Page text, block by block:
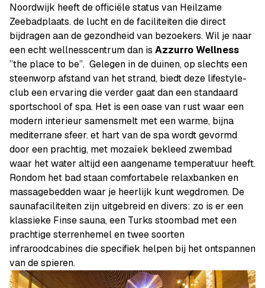
Noordwijk heeft de officiële status van Heilzame
Zeebadplaats. de lucht en de faciliteiten die direct
bijdragen aan de gezondheid van bezoekers. Wil je naar
een echt wellnesscentrum dan is Azzurro Wellness
”the place to be”. Gelegen in de duinen, op slechts een
steenworp afstand van het strand, biedt deze lifestyle-
club een ervaring die verder gaat dan een standaard
sportschool of spa. Het is een oase van rust waar een
modern interieur samensmelt met een warme, bijna
mediterrane sfeer. et hart van de spa wordt gevormd
door een prachtig, met mozaïek bekleed zwembad
waar het water altijd een aangename temperatuur heeft.
Rondom het bad staan comfortabele relaxbanken en
massagebedden waar je heerlijk kunt wegdromen. De
saunafaciliteiten zijn uitgebreid en divers: zo is er een
klassieke Finse sauna, een Turks stoombad met een
prachtige sterrenhemel en twee soorten
infraroodcabines die specifiek helpen bij het ontspannen
van de spieren.